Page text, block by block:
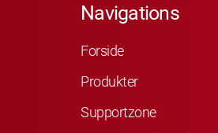
Navigations
Forside
Produkter
Supportzone